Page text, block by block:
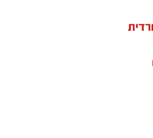
בני ובנות השירות הלאומי
במערך החירום הלאומי –
ובמוקדי החירום ועד שירותי
ותפקידי מטה – ומהווים חלק
הארגון ברחבי הארץ.
הודה למסיימי השירות ואמר:
הלאומי הם חלק בלתי נפרד
בתקופה מאתגרת במיוחד